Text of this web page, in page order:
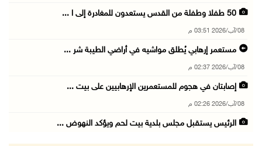
50 طفلا وطفلة من القدس يستعدون للمغادرة إلى ا ...
08/آب/2026 03:51 م
مستعمر إرهابي يُطلق مواشيه في أراضي الطيبة شر ...
08/آب/2026 02:37 م
إصابتان في هجوم للمستعمرين الإرهابيين على بيت ...
08/آب/2026 02:26 م
الرئيس يستقبل مجلس بلدية بيت لحم ويؤكد النهوض ...